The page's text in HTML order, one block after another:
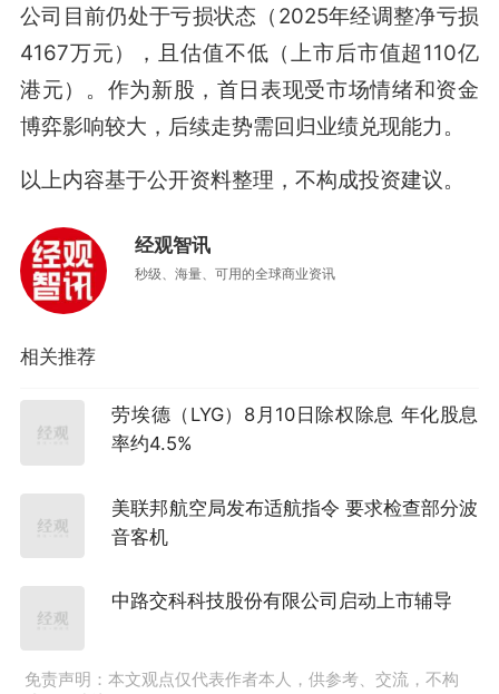
公司目前仍处于亏损状态（2025年经调整净亏损
4167万元）
，且估值不低（上市后市值超110亿
港元）。作为新股，首日表现受市场情绪和资金
博弈影响较大，后续走势需回归业绩兑现能力。
以上内容基于公开资料整理，不构成投资建议。
经观智讯
秒级、海量、可用的全球商业资讯
相关推荐
劳埃德（LYG）8月10日除权除息 年化股息
率约4.5%
美联邦航空局发布适航指令 要求检查部分波
音客机
中路交科科技股份有限公司启动上市辅导
免责声明：本文观点仅代表作者本人，供参考、交流，不构